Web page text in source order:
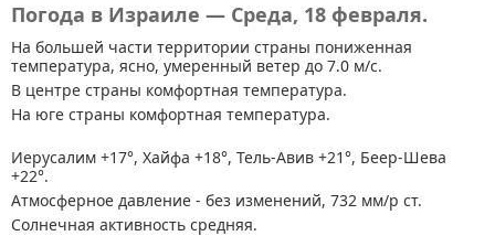
Погода в Израиле — Среда, 18 февраля.
На большей части территории страны пониженная
температура, ясно, умеренный ветер до 7.0 м/с.
В центре страны комфортная температура.
На юге страны комфортная температура.
Иерусалим +17°, Хайфа +18°, Тель-Авив +21°, Беер-Шева
+22°.
Атмосферное давление - без изменений, 732 мм/р ст.
Солнечная активность средняя.